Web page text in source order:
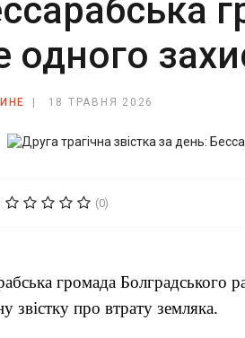
одного
18 ТРАВНЯ 2026
(0)
громада Болградського
звістку про втрату земляка.